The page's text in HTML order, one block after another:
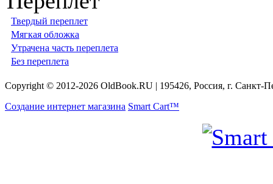
Твердый переплет
Мягкая обложка
Утрачена часть переплета
Без переплета
Copyright © 2012-2026 OldBook.RU | 195426, Россия, г. Санкт-
Создание интернет магазина Smart Cart™